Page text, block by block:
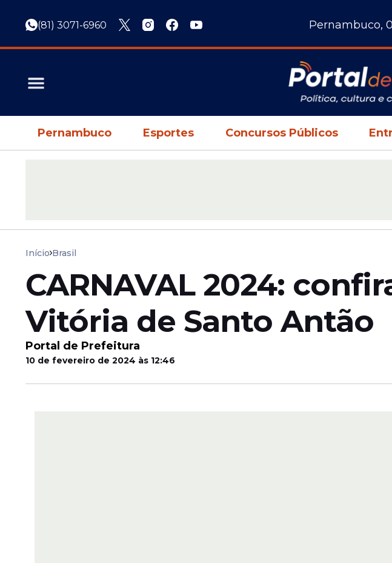
(81) 3071-6960 Pernambuco,
Pernambuco Esportes Concursos Públicos
Início Brasil
CARNAVAL 2024:
Vitória de Santo Antão
Portal de Prefeitura
10 de fevereiro de 2024 às 12:46